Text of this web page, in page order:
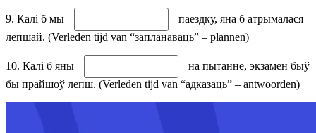
9. Калі б мы
паездку, яна б атрымалася
лепшай. (Verleden tijd van “запланаваць” – plannen)
10. Калі б яны
на пытанне, экзамен быў
бы прайшоў лепш. (Verleden tijd van “адказаць” – antwoorden)